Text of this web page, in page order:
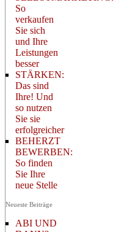
So
verkaufen
Sie sich
und Ihre
Leistungen
besser
STÄRKEN:
Das sind
Ihre! Und
so nutzen
Sie sie
erfolgreicher
BEHERZT
BEWERBEN:
So finden
Sie Ihre
neue Stelle
Neueste Beiträge
ABI UND